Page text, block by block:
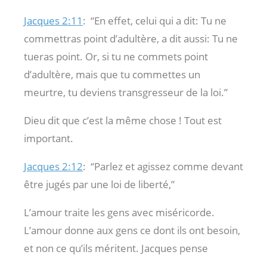
Jacques 2:11 : “En effet, celui qui a dit: Tu ne
commettras point d’adultère, a dit aussi: Tu ne
tueras point. Or, si tu ne commets point
d’adultère, mais que tu commettes un
meurtre, tu deviens transgresseur de la loi.”
Dieu dit que c’est la même chose ! Tout est
important.
Jacques 2:12: “Parlez et agissez comme devant
être jugés par une loi de liberté,”
L’amour traite les gens avec miséricorde.
L’amour donne aux gens ce dont ils ont besoin,
et non ce qu’ils méritent. Jacques pense